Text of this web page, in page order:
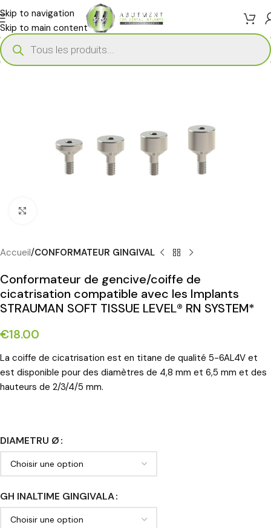
Skip to navigation
Skip to main content
Accueil CONFORMATEUR GINGIVAL
Conformateur de gencive/coiffe de
cicatrisation compatible avec les Implants
STRAUMAN SOFT TISSUE LEVEL® RN SYSTEM*
€18.00
La coiffe de cicatrisation est en titane de qualité 5-6AL4V et
est disponible pour des diamètres de 4,8 mm et 6,5 mm et des
hauteurs de 2/3/4/5 mm.
DIAMETRU Ø
GH INALTIME GINGIVALA